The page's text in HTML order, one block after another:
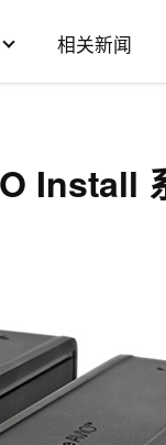
相关新闻
Install